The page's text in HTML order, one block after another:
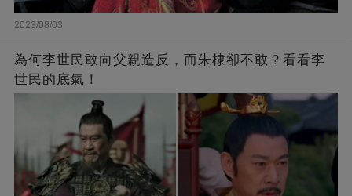
2023/08/03
為何李世民敢向父親造反，而朱棣卻不敢？看看李
世民的底氣！